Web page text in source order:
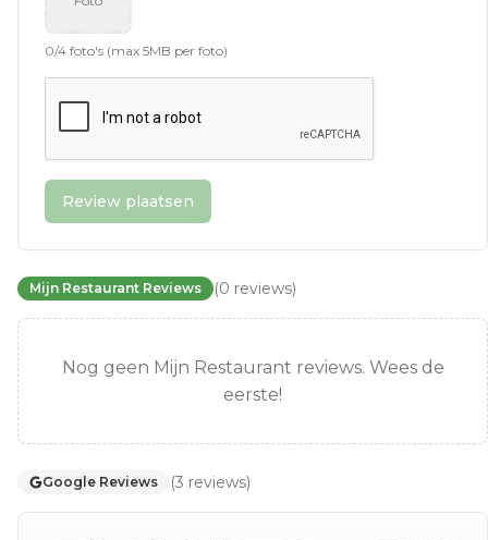
0/4 foto's (max 5MB per foto)
Review plaatsen
Mijn Restaurant Reviews (0 reviews)
Nog geen Mijn Restaurant reviews. Wees de
eerste!
Google Reviews (3 reviews)